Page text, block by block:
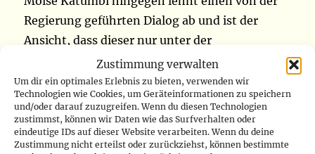
Zustimmung verwalten
Um dir ein optimales Erlebnis zu bieten, verwenden wir
Technologien wie Cookies, um Geräteinformationen zu speichern
und/oder darauf zuzugreifen. Wenn du diesen Technologien
zustimmst, können wir Daten wie das Surfverhalten oder
eindeutige IDs auf dieser Website verarbeiten. Wenn du deine
Zustimmung nicht erteilst oder zurückziehst, können bestimmte
Regierung geführten Dialog ab und ist der
Ansicht, dass dieser nur unter der
Schirmherrschaft der Partnerschaft zwischen
CENCO und ECC glaubwürdig sein kann. Diese
Partnerschaft hat einen gemeinsamen
Fahrplan für den nationalen Dialog erarbeitet.